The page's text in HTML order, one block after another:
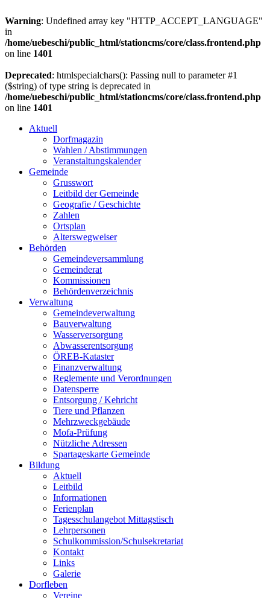
Warning: Undefined array key "HTTP_ACCEPT_LANGUAGE"
in
/home/uebeschi/public_html/stationcms/core/class.frontend.php
on line 1401
Deprecated: htmlspecialchars(): Passing null to parameter #1
($string) of type string is deprecated in
/home/uebeschi/public_html/stationcms/core/class.frontend.php
on line 1401
Aktuell
Dorfmagazin
Wahlen / Abstimmungen
Veranstaltungskalender
Gemeinde
Grusswort
Leitbild der Gemeinde
Geografie / Geschichte
Zahlen
Ortsplan
Alterswegweiser
Behörden
Gemeindeversammlung
Gemeinderat
Kommissionen
Behördenverzeichnis
Verwaltung
Gemeindeverwaltung
Bauverwaltung
Wasserversorgung
Abwasserentsorgung
ÖREB-Kataster
Finanzverwaltung
Reglemente und Verordnungen
Datensperre
Entsorgung / Kehricht
Tiere und Pflanzen
Mehrzweckgebäude
Mofa-Prüfung
Nützliche Adressen
Spartageskarte Gemeinde
Bildung
Aktuell
Leitbild
Informationen
Ferienplan
Tagesschulangebot Mittagstisch
Lehrpersonen
Schulkommission/Schulsekretariat
Kontakt
Links
Galerie
Dorfleben
Vereine